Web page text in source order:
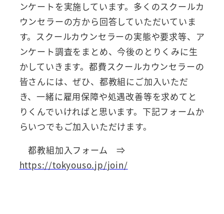
ンケートを実施しています。多くのスクールカ
ウンセラーの方から回答していただいていま
す。スクールカウンセラーの実態や要求等、ア
ンケート調査をまとめ、今後のとりくみに生
かしていきます。都費スクールカウンセラーの
皆さんには、ぜひ、都教組にご加入いただ
き、一緒に雇用保障や処遇改善等を求めてと
りくんでいければと思います。下記フォームか
らいつでもご加入いただけます。
都教組加入フォーム ⇒
https://tokyouso.jp/join/